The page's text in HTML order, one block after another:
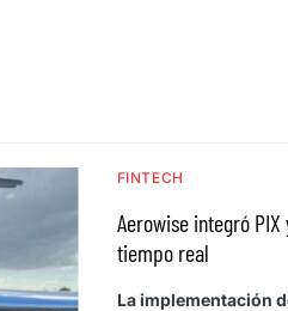
FINTECH
Aerowise integró
tiempo real
La implementación